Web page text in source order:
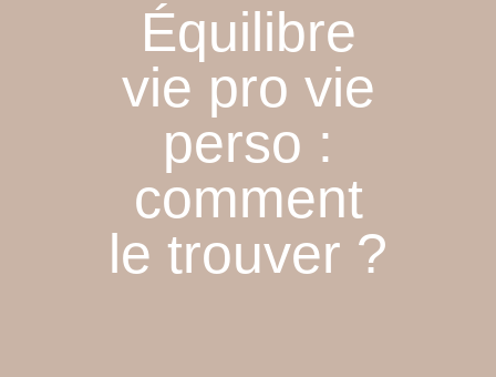
Équilibre
vie pro vie
perso :
comment
le trouver ?